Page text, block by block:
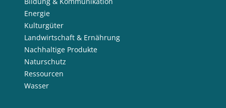
Energie
Kulturgüter
Landwirtschaft & Ernährung
Nachhaltige Produkte
Naturschutz
Ressourcen
Wasser